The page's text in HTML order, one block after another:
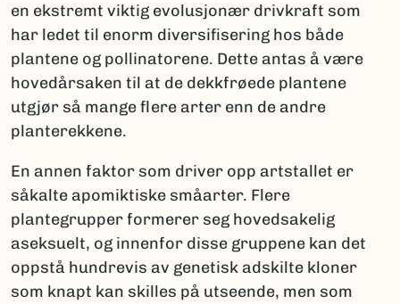
en ekstremt viktig evolusjonær drivkraft som
har ledet til enorm diversifisering hos både
plantene og pollinatorene. Dette antas å være
hovedårsaken til at de dekkfrøede plantene
utgjør så mange flere arter enn de andre
planterekkene.
En annen faktor som driver opp artstallet er
såkalte apomiktiske småarter. Flere
plantegrupper formerer seg hovedsakelig
aseksuelt, og innenfor disse gruppene kan det
oppstå hundrevis av genetisk adskilte kloner
som knapt kan skilles på utseende, men som